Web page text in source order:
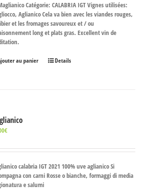
Catégorie: CALABRIA IGT Vignes utilisées:
Aglianico Cela va bien avec les viandes rouges,
et les fromages savoureux et / ou
long et plats gras. Excellent vin de
au panier Details
€
calabria IGT 2021 100% uve aglianico Si
con carni Rosse o bianche, formaggi di media
e salumi